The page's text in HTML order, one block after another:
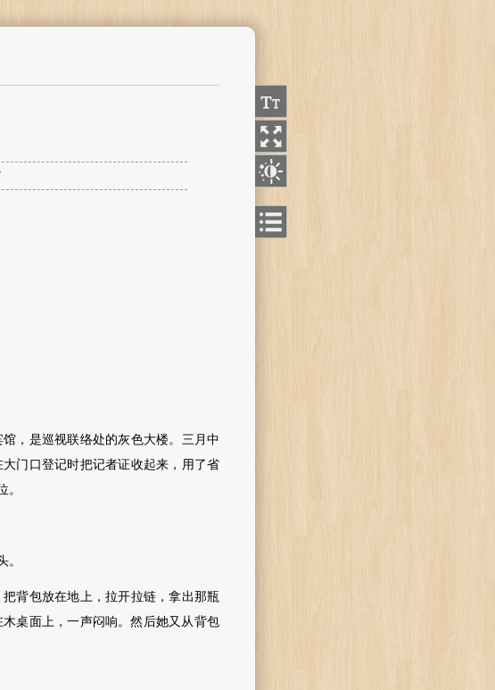
，是巡视联络处的灰色大楼。三月中
门口登记时把记者证收起来，用了省
背包放在地上，拉开拉链，拿出那瓶
木桌面上，一声闷响。然后她又从背包